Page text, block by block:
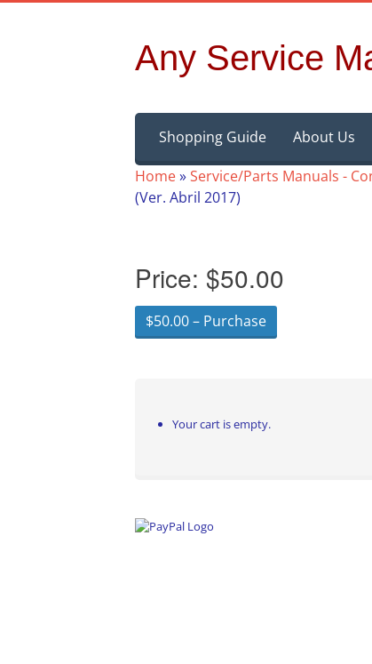
Any Service
content
Shopping Guide About Us
Home»Service/Parts Manuals -
(Ver. Abril 2017)
Price: $50.00
$50.00 – Purchase
Your cart is empty.